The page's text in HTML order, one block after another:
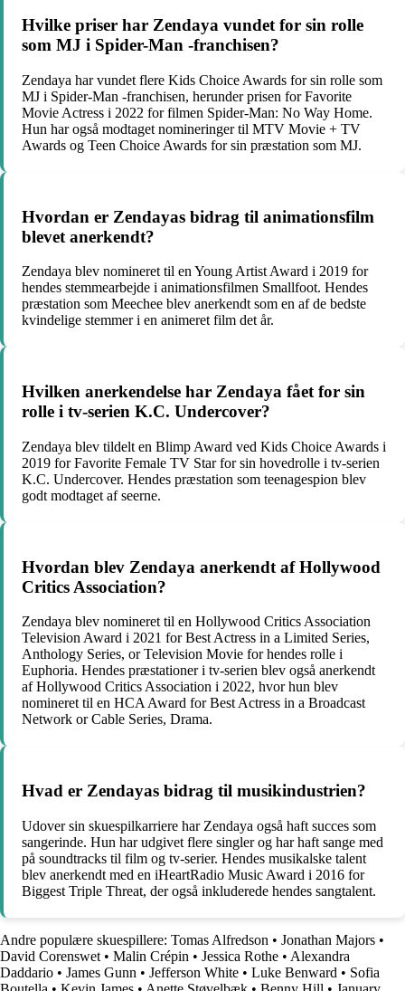
Hvilke priser har Zendaya vundet for sin rolle
som MJ i Spider-Man -franchisen?
Zendaya har vundet flere Kids Choice Awards for sin rolle som
MJ i Spider-Man -franchisen, herunder prisen for Favorite
Movie Actress i 2022 for filmen Spider-Man: No Way Home.
Hun har også modtaget nomineringer til MTV Movie + TV
Awards og Teen Choice Awards for sin præstation som MJ.
Hvordan er Zendayas bidrag til animationsfilm
blevet anerkendt?
Zendaya blev nomineret til en Young Artist Award i 2019 for
hendes stemmearbejde i animationsfilmen Smallfoot. Hendes
præstation som Meechee blev anerkendt som en af de bedste
kvindelige stemmer i en animeret film det år.
Hvilken anerkendelse har Zendaya fået for sin
rolle i tv-serien K.C. Undercover?
Zendaya blev tildelt en Blimp Award ved Kids Choice Awards i
2019 for Favorite Female TV Star for sin hovedrolle i tv-serien
K.C. Undercover. Hendes præstation som teenagespion blev
godt modtaget af seerne.
Hvordan blev Zendaya anerkendt af Hollywood
Critics Association?
Zendaya blev nomineret til en Hollywood Critics Association
Television Award i 2021 for Best Actress in a Limited Series,
Anthology Series, or Television Movie for hendes rolle i
Euphoria. Hendes præstationer i tv-serien blev også anerkendt
af Hollywood Critics Association i 2022, hvor hun blev
nomineret til en HCA Award for Best Actress in a Broadcast
Network or Cable Series, Drama.
Hvad er Zendayas bidrag til musikindustrien?
Udover sin skuespilkarriere har Zendaya også haft succes som
sangerinde. Hun har udgivet flere singler og har haft sange med
på soundtracks til film og tv-serier. Hendes musikalske talent
blev anerkendt med en iHeartRadio Music Award i 2016 for
Biggest Triple Threat, der også inkluderede hendes sangtalent.
Andre populære skuespillere: Tomas Alfredson • Jonathan Majors •
David Corenswet • Malin Crépin • Jessica Rothe • Alexandra
Daddario • James Gunn • Jefferson White • Luke Benward • Sofia